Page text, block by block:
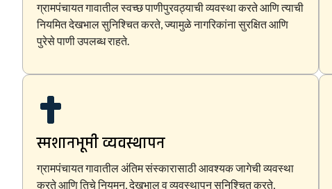
ग्रामपंचायत गावातील स्वच्छ पाणीपुरवठ्याची व्यवस्था करते आणि त्याची
नियमित देखभाल सुनिश्चित करते, ज्यामुळे नागरिकांना सुरक्षित आणि
पुरेसे पाणी उपलब्ध राहते.
स्मशानभूमी व्यवस्थापन
ग्रामपंचायत गावातील अंतिम संस्कारासाठी आवश्यक जागेची व्यवस्था
करते आणि तिचे नियमन, देखभाल व व्यवस्थापन सुनिश्चित करते,